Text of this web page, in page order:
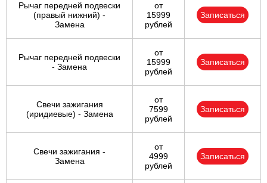
Рычаг передней подвески
(правый нижний) -
Замена
от
15999
рублей
Записаться
Рычаг передней подвески
- Замена
от
15999
рублей
Записаться
Свечи зажигания
(иридиевые) - Замена
от
7599
рублей
Записаться
Свечи зажигания -
Замена
от
4999
рублей
Записаться